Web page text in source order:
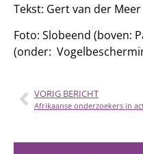
Tekst: Gert van der Meer
Foto: Slobeend (boven:
(onder:
VORIG BERICHT